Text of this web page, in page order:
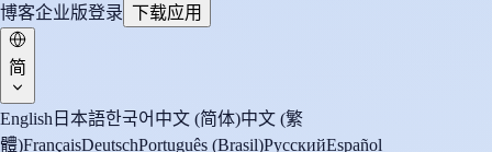
博客企业版登录 下载应用
简
English 日本語한국어 中文 (简体)中文 (繁
體)FrançaisDeutschPortuguês (Brasil)РусскийEspañol